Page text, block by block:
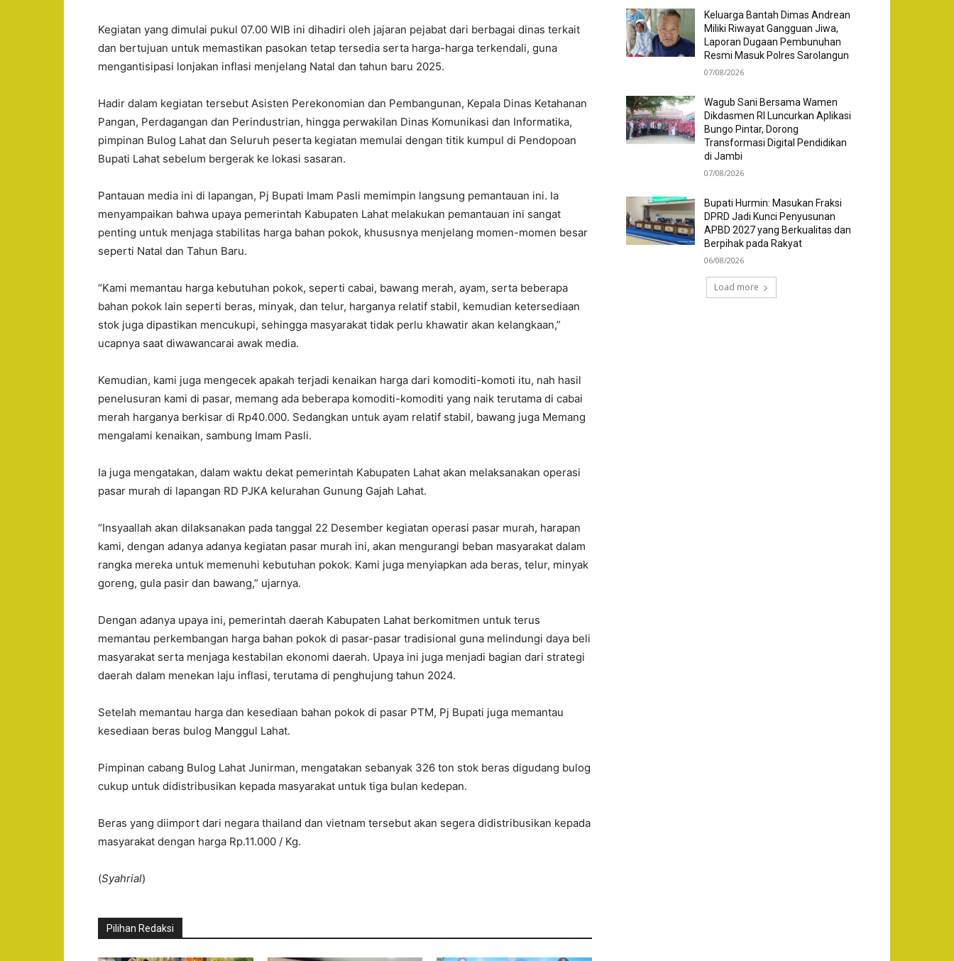
Kegiatan yang dimulai pukul 07.00 WIB ini dihadiri oleh jajaran pejabat dari berbagai dinas terkait
dan bertujuan untuk memastikan pasokan tetap tersedia serta harga-harga terkendali, guna
mengantisipasi lonjakan inflasi menjelang Natal dan tahun baru 2025.
Hadir dalam kegiatan tersebut Asisten Perekonomian dan Pembangunan, Kepala Dinas Ketahanan
Pangan, Perdagangan dan Perindustrian, hingga perwakilan Dinas Komunikasi dan Informatika,
pimpinan Bulog Lahat dan Seluruh peserta kegiatan memulai dengan titik kumpul di Pendopoan
Bupati Lahat sebelum bergerak ke lokasi sasaran.
Pantauan media ini di lapangan, Pj Bupati Imam Pasli memimpin langsung pemantauan ini. Ia
menyampaikan bahwa upaya pemerintah Kabupaten Lahat melakukan pemantauan ini sangat
penting untuk menjaga stabilitas harga bahan pokok, khususnya menjelang momen-momen besar
seperti Natal dan Tahun Baru.
“Kami memantau harga kebutuhan pokok, seperti cabai, bawang merah, ayam, serta beberapa
bahan pokok lain seperti beras, minyak, dan telur, harganya relatif stabil, kemudian ketersediaan
stok juga dipastikan mencukupi, sehingga masyarakat tidak perlu khawatir akan kelangkaan,”
ucapnya saat diwawancarai awak media.
Kemudian, kami juga mengecek apakah terjadi kenaikan harga dari komoditi-komoti itu, nah hasil
penelusuran kami di pasar, memang ada beberapa komoditi-komoditi yang naik terutama di cabai
merah harganya berkisar di Rp40.000. Sedangkan untuk ayam relatif stabil, bawang juga Memang
mengalami kenaikan, sambung Imam Pasli.
Ia juga mengatakan, dalam waktu dekat pemerintah Kabupaten Lahat akan melaksanakan operasi
pasar murah di lapangan RD PJKA kelurahan Gunung Gajah Lahat.
“Insyaallah akan dilaksanakan pada tanggal 22 Desember kegiatan operasi pasar murah, harapan
kami, dengan adanya adanya kegiatan pasar murah ini, akan mengurangi beban masyarakat dalam
rangka mereka untuk memenuhi kebutuhan pokok. Kami juga menyiapkan ada beras, telur, minyak
goreng, gula pasir dan bawang,” ujarnya.
Dengan adanya upaya ini, pemerintah daerah Kabupaten Lahat berkomitmen untuk terus
memantau perkembangan harga bahan pokok di pasar-pasar tradisional guna melindungi daya beli
masyarakat serta menjaga kestabilan ekonomi daerah. Upaya ini juga menjadi bagian dari strategi
daerah dalam menekan laju inflasi, terutama di penghujung tahun 2024.
Setelah memantau harga dan kesediaan bahan pokok di pasar PTM, Pj Bupati juga memantau
kesediaan beras bulog Manggul Lahat.
Pimpinan cabang Bulog Lahat Junirman, mengatakan sebanyak 326 ton stok beras digudang bulog
cukup untuk didistribusikan kepada masyarakat untuk tiga bulan kedepan.
Beras yang diimport dari negara thailand dan vietnam tersebut akan segera didistribusikan kepada
masyarakat dengan harga Rp.11.000 / Kg.
(Syahrial)
Pilihan Redaksi
Keluarga Bantah Dimas Andrean
Miliki Riwayat Gangguan Jiwa,
Laporan Dugaan Pembunuhan
Resmi Masuk Polres Sarolangun
07/08/2026
Wagub Sani Bersama Wamen
Dikdasmen RI Luncurkan Aplikasi
Bungo Pintar, Dorong
Transformasi Digital Pendidikan
di Jambi
07/08/2026
Bupati Hurmin: Masukan Fraksi
DPRD Jadi Kunci Penyusunan
APBD 2027 yang Berkualitas dan
Berpihak pada Rakyat
06/08/2026
Load more